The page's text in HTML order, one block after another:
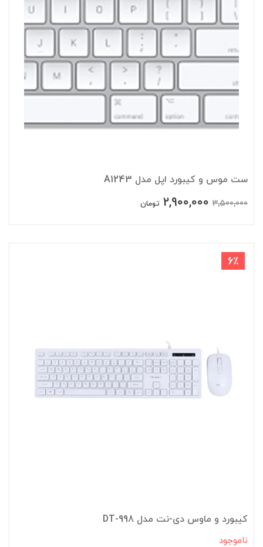
ست موس و کیبورد اپل مدل A1243
3,500,000
2,900,000 تومان
6٪
کیبورد و ماوس دی-نت مدل DT-998
ناموجود